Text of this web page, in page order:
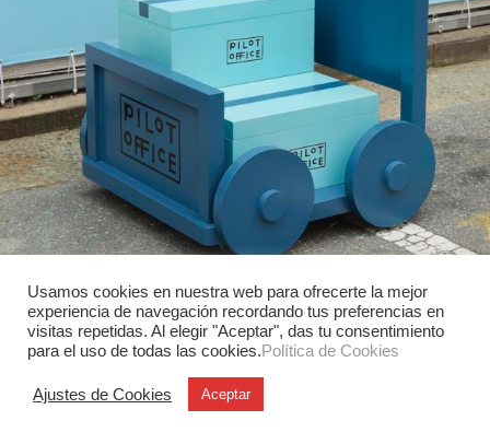
Pilot Office, la mágica pop-up store de
Maum para celebrar la palabra escrita
El estudio multidisciplinar coreano Maum, ha sido el
encargado de dar vida y personalidad a la primera
Usamos cookies en nuestra web para ofrecerte la mejor
experiencia de navegación recordando tus preferencias en
visitas repetidas. Al elegir "Aceptar", das tu consentimiento
para el uso de todas las cookies.Política de Cookies
Ajustes de Cookies Aceptar